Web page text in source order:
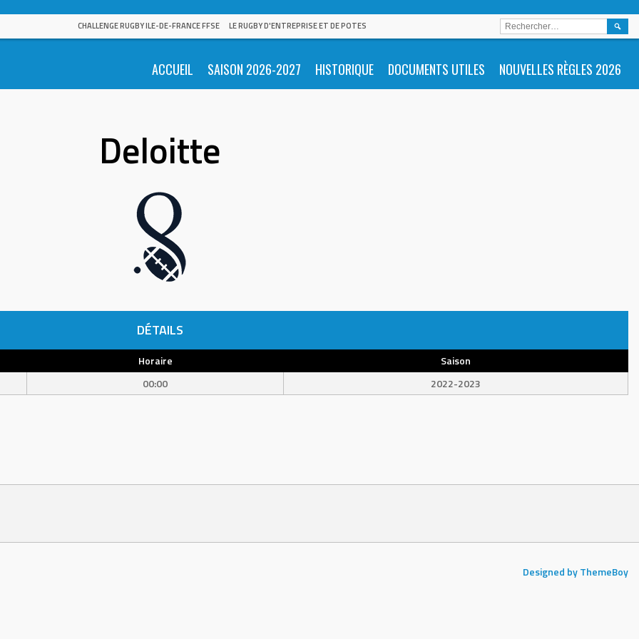
CHALLENGE RUGBY ILE-DE-FRANCE FFSE LE RUGBY D'ENTREPRISE ET DE POTES
ACCUEIL SAISON 2026-2027 HISTORIQUE DOCUMENTS UTILES NOUVELLES RÈGLES 2026
Deloitte
DÉTAILS
Horaire
Saison
00:00 2022-2023
Designed by ThemeBoy